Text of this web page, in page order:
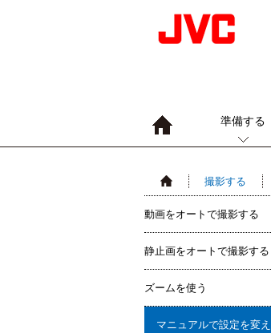
準備する
撮影する
動画をオートで撮影する
静止画をオートで撮影する
ズームを使う
マニュアルで設定を変